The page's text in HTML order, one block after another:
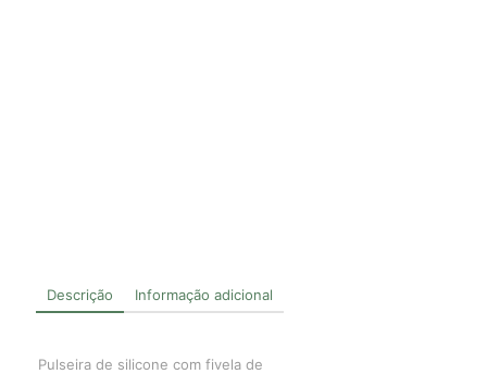
Descrição Informação adicional
Pulseira de silicone com fivela de